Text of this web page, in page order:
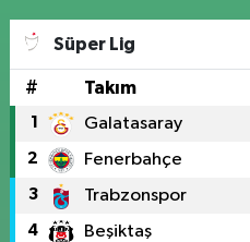
Süper Lig
# Takım
1 Galatasaray
2 Fenerbahçe
3 Trabzonspor
4 Beşiktaş